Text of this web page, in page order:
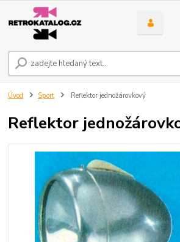
Úvod Sport Reflektor jednožárovkový
Reflektor